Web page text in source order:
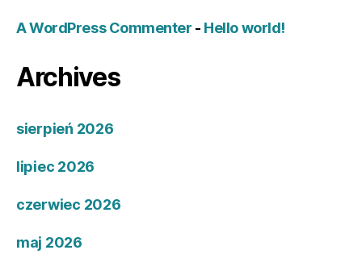
A WordPress Commenter - Hello world!
Archives
sierpień 2026
lipiec 2026
czerwiec 2026
maj 2026